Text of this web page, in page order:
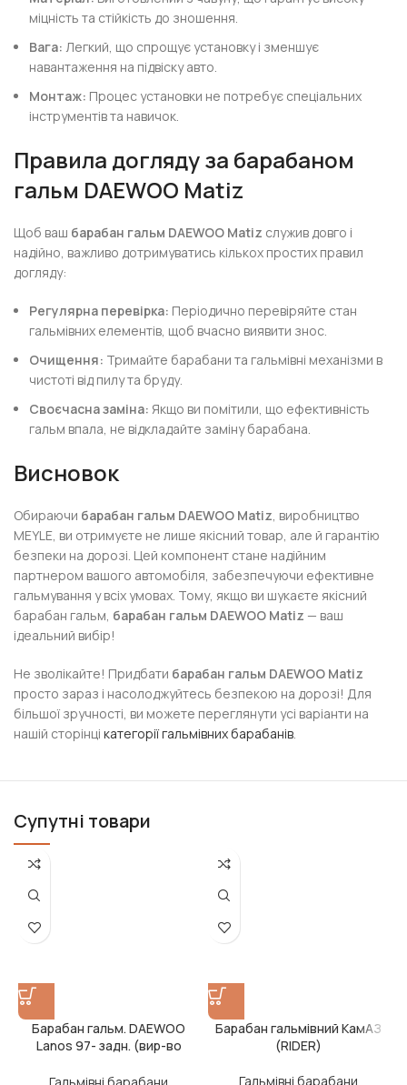
міцність та стійкість до зношення.
Вага: Легкий, що спрощує установку і зменшує
навантаження на підвіску авто.
Монтаж: Процес установки не потребує спеціальних
інструментів та навичок.
Правила догляду за барабаном
гальм DAEWOO Matiz
Щоб ваш барабан гальм DAEWOO Matiz служив довго і
надійно, важливо дотримуватись кількох простих правил
догляду:
Регулярна перевірка: Періодично перевіряйте стан
гальмівних елементів, щоб вчасно виявити знос.
Очищення: Тримайте барабани та гальмівні механізми в
чистоті від пилу та бруду.
Своєчасна заміна: Якщо ви помітили, що ефективність
гальм впала, не відкладайте заміну барабана.
Висновок
Обираючи барабан гальм DAEWOO Matiz, виробництво
MEYLE, ви отримуєте не лише якісний товар, але й гарантію
безпеки на дорозі. Цей компонент стане надійним
партнером вашого автомобіля, забезпечуючи ефективне
гальмування у всіх умовах. Тому, якщо ви шукаєте якісний
барабан гальм, барабан гальм DAEWOO Matiz — ваш
ідеальний вибір!
Не зволікайте! Придбати барабан гальм DAEWOO Matiz
просто зараз і насолоджуйтесь безпекою на дорозі! Для
більшої зручності, ви можете переглянути усі варіанти на
нашій сторінцікатегорії гальмівних барабанів.
Супутні товари
Барабан гальм. DAEWOO
Lanos 97- задн. (вир-во
Барабан гальмівний КамАЗ
(RIDER)
Гальмівні барабани